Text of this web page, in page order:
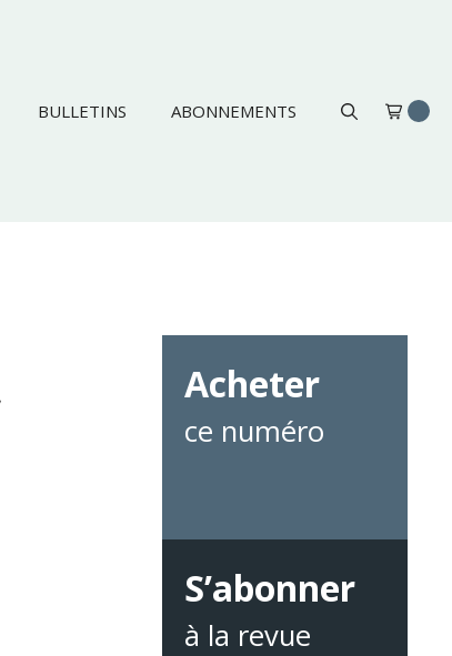
BULLETINS ABONNEMENTS
Acheter
ce numéro
S’abonner
à la revue